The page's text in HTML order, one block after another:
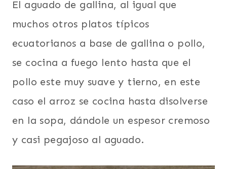
El aguado de gallina, al igual que
muchos otros platos típicos
ecuatorianos a base de gallina o pollo,
se cocina a fuego lento hasta que el
pollo este muy suave y tierno, en este
caso el arroz se cocina hasta disolverse
en la sopa, dándole un espesor cremoso
y casi pegajoso al aguado.